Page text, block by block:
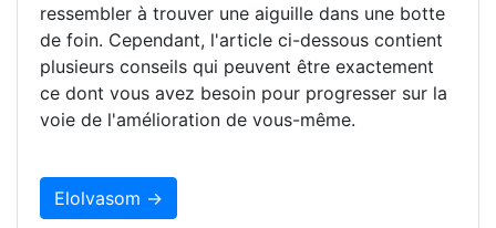
ressembler à trouver une aiguille dans une botte
de foin. Cependant, l'article ci-dessous contient
plusieurs conseils qui peuvent être exactement
ce dont vous avez besoin pour progresser sur la
voie de l'amélioration de vous-même.
Elolvasom →